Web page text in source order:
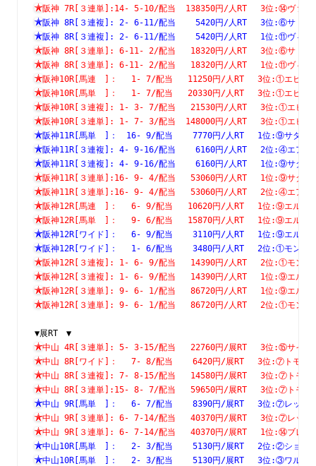
阪神 7R[３連単]:14- 5-10/配当  138350円/人RT
阪神 8R[３連複]: 2- 6-11/配当    5420円/人RT　
阪神 8R[３連複]: 2- 6-11/配当    5420円/人RT　
阪神 8R[３連単]: 6-11- 2/配当   18320円/人RT　
阪神 8R[３連単]: 6-11- 2/配当   18320円/人RT
阪神10R[馬連　]：　 1- 7/配当   11250円/人RT　 3位:①エヒ
阪神10R[馬単　]：　 1- 7/配当   20330円/人RT　 3位:①エヒ
阪神10R[３連複]: 1- 3- 7/配当   21530円/人RT　 3位:①エヒ
阪神10R[３連単]: 1- 7- 3/配当  148000円/人RT　 3位:①エヒ
阪神11R[馬単　]：　16- 9/配当    7770円/人RT　 1位:⑨サダム
阪神11R[３連複]: 4- 9-16/配当    6160円/人RT　 2位:④エアア
阪神11R[３連複]: 4- 9-16/配当    6160円/人RT　 1位:⑨サダム
阪神11R[３連単]:16- 9- 4/配当   53060円/人RT　 1位:⑨サダム
阪神11R[３連単]:16- 9- 4/配当   53060円/人RT　 2位:④エアア
阪神12R[馬連　]：　 6- 9/配当   10620円/人RT　 1位:⑨エルカ
阪神12R[馬単　]：　 9- 6/配当   15870円/人RT　 1位:⑨エルカ
阪神12R[ワイド]：　 6- 9/配当    3110円/人RT　 1位:⑨エルカ
阪神12R[ワイド]：　 1- 6/配当    3480円/人RT　 2位:①モンフ
阪神12R[３連複]: 1- 6- 9/配当   14390円/人RT　 2位:①モンフ
阪神12R[３連複]: 1- 6- 9/配当   14390円/人RT　 1位:⑨エルカ
阪神12R[３連単]: 9- 6- 1/配当   86720円/人RT　 1位:⑨エルカ
阪神12R[３連単]: 9- 6- 1/配当   86720円/人RT　 2位:①モンフ
▼展RT　▼
中山 4R[３連単]: 5- 3-15/配当   22760円/展RT
中山 8R[ワイド]：　 7- 8/配当    6420円/展RT　 3位:⑦トモジ
中山 8R[３連複]: 7- 8-15/配当   14580円/展RT　 3位:⑦トモ
中山 8R[３連単]:15- 8- 7/配当   59650円/展RT　 3位:⑦トモ
中山 9R[馬単　]：　 6- 7/配当    8390円/展RT　 3位:⑦レッドヴ
中山 9R[３連単]: 6- 7-14/配当   40370円/展RT　 3位:⑦レッドヴ
中山 9R[３連単]: 6- 7-14/配当   40370円/展RT　 1位:⑭ブレーク
中山10R[馬単　]：　 2- 3/配当    5130円/展RT　 2位:②ショウナ
中山10R[馬単　]：　 2- 3/配当    5130円/展RT　 3位:③ワルツフ